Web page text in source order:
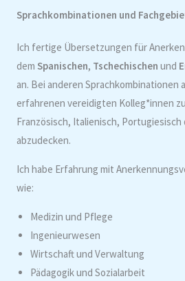
Sprachkombinationen und
Ich fertige Übersetzungen für
dem Spanischen, Tschechischen und
an. Bei anderen Sprachkombinationen
erfahrenen vereidigten Kolleg*innen
Französisch, Italienisch, Portugiesisch
abzudecken.
Ich habe Erfahrung mit
wie:
Medizin und Pflege
Ingenieurwesen
Wirtschaft und Verwaltung
Pädagogik und Sozialarbeit